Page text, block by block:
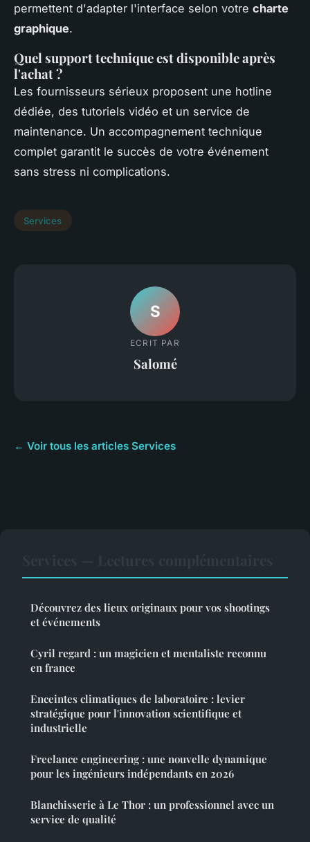
permettent d'adapter l'interface selon votre charte
graphique.
Quel support technique est disponible après
l'achat ?
Les fournisseurs sérieux proposent une hotline
dédiée, des tutoriels vidéo et un service de
maintenance. Un accompagnement technique
complet garantit le succès de votre événement
sans stress ni complications.
Services
S
ECRIT PAR
Salomé
← Voir tous les articles Services
Découvrez des lieux originaux pour vos shootings
et événements
Cyril regard : un magicien et mentaliste reconnu
en france
Enceintes climatiques de laboratoire : levier
stratégique pour l'innovation scientifique et
industrielle
Freelance engineering : une nouvelle dynamique
pour les ingénieurs indépendants en 2026
Blanchisserie à Le Thor : un professionnel avec un
service de qualité